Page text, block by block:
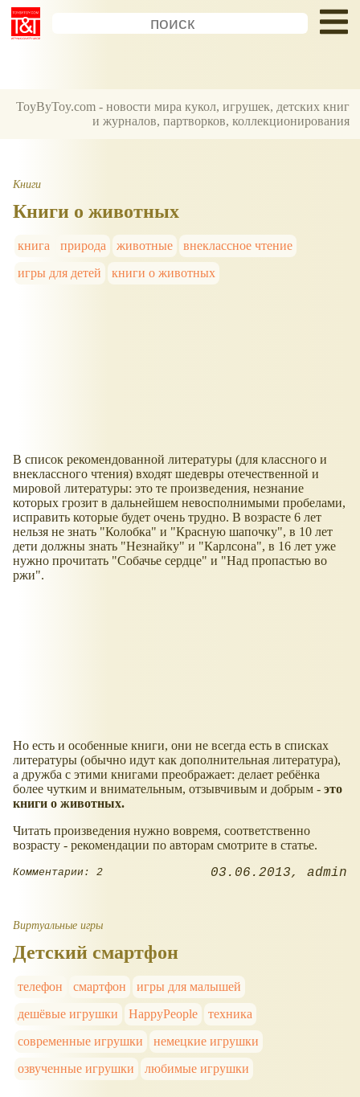
ToyByToy.com - новости мира кукол, игрушек, детских книг
и журналов, партворков, коллекционирования
Книги
Книги о животных
книга природа животные
внеклассное чтение
игры для детей
книги о животных
В список рекомендованной литературы (для классного и
внеклассного чтения) входят шедевры отечественной и
мировой литературы: это те произведения, незнание
которых грозит в дальнейшем невосполнимыми пробелами,
исправить которые будет очень трудно. В возрасте 6 лет
нельзя не знать "Колобка" и "Красную шапочку", в 10 лет
дети должны знать "Незнайку" и "Карлсона", в 16 лет уже
нужно прочитать "Собачье сердце" и "Над пропастью во
ржи".
Но есть и особенные книги, они не всегда есть в списках
литературы (обычно идут как дополнительная литература),
а дружба с этими книгами преображает: делает ребёнка
более чутким и внимательным, отзывчивым и добрым - это
книги о животных.
Читать произведения нужно вовремя, соответственно
возрасту - рекомендации по авторам смотрите в статье.
Комментарии: 2 03.06.2013 admin
Виртуальные игры
Детский смартфон
телефон смартфон
игры для малышей
дешёвые игрушки
HappyPeople
техника
современные игрушки
немецкие игрушки
озвученные игрушки
любимые игрушки